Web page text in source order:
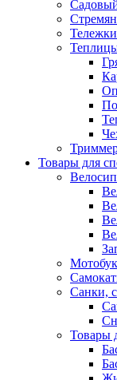
Тележки
Товары для
Санки,
Товары